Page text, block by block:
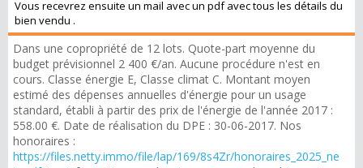
Vous recevrez ensuite un mail avec un pdf avec tous les détails du
bien vendu .
Dans une copropriété de 12 lots. Quote-part moyenne du
budget prévisionnel 2 400 €/an. Aucune procédure n'est en
cours. Classe énergie E, Classe climat C. Montant moyen
estimé des dépenses annuelles d'énergie pour un usage
standard, établi à partir des prix de l'énergie de l'année 2017 :
558.00 €. Date de réalisation du DPE : 30-06-2017. Nos
honoraires :
https://files.netty.immo/file/lap/169/8s4Zr/honoraires_2025_ne